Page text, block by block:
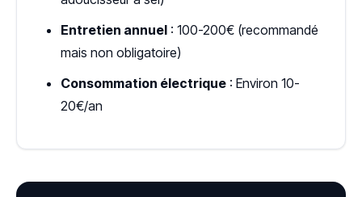
Entretien annuel : 100-200€ (recommandé
mais non obligatoire)
Consommation électrique : Environ 10-
20€/an